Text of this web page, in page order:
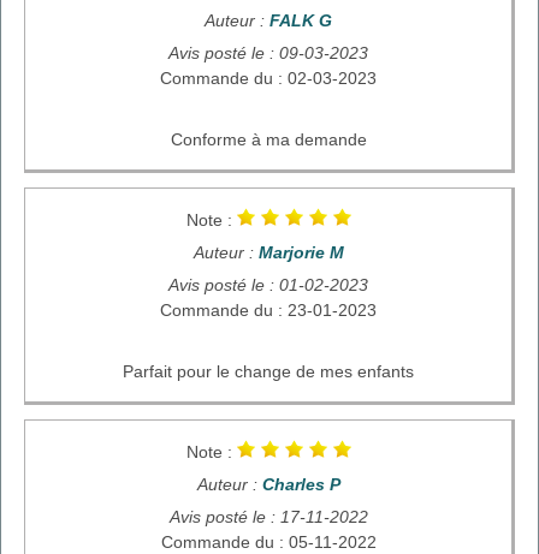
Auteur : FALK G
Avis posté le : 09-03-2023
Commande du : 02-03-2023
Conforme à ma demande
Note :
Auteur : Marjorie M
Avis posté le : 01-02-2023
Commande du : 23-01-2023
Parfait pour le change de mes enfants
Note :
Auteur : Charles P
Avis posté le : 17-11-2022
Commande du : 05-11-2022